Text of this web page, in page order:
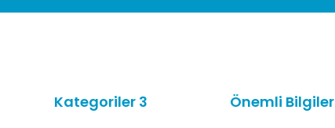
Kategoriler 3 Önemli Bilgiler